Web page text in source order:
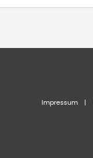
Impressum